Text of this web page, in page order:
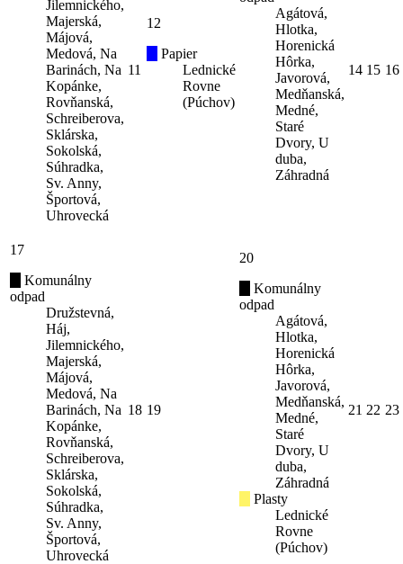
Jilemnického,
Majerská,
Májová,
Medová, Na
Barinách, Na
Kopánke,
Rovňanská,
Schreiberova,
Sklárska,
Sokolská,
Súhradka,
Sv. Anny,
Športová,
Uhrovecká
11
12
Papier
Lednické
Rovne
(Púchov)
Agátová,
Hlotka,
Horenická
Hôrka,
Javorová,
Medňanská,
Medné,
Staré
Dvory, U
duba,
Záhradná
14 15 16
17
Komunálny
odpad
Družstevná,
Háj,
Jilemnického,
Majerská,
Májová,
Medová, Na
Barinách, Na
Kopánke,
Rovňanská,
Schreiberova,
Sklárska,
Sokolská,
Súhradka,
Sv. Anny,
Športová,
Uhrovecká
18 19
20
Komunálny
odpad
Agátová,
Hlotka,
Horenická
Hôrka,
Javorová,
Medňanská,
Medné,
Staré
Dvory, U
duba,
Záhradná
Plasty
Lednické
Rovne
(Púchov)
21 22 23